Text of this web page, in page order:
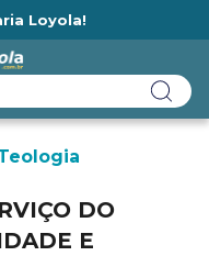
Loyola!
DO
E